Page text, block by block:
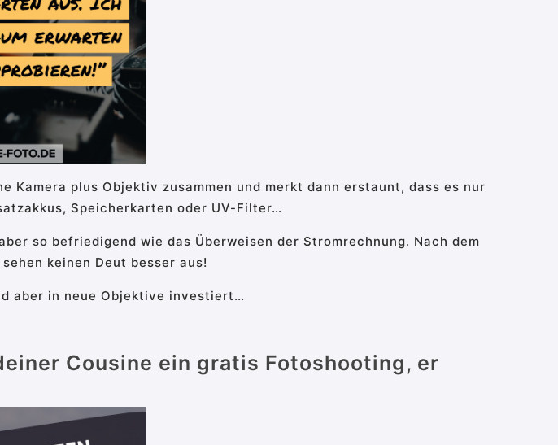
plus Objektiv zusammen und merkt dann erstaunt, dass es nur
Speicherkarten oder UV-Filter…
so befriedigend wie das Überweisen der Stromrechnung. Nach dem
keinen Deut besser aus!
aber in neue Objektive investiert…
Cousine ein gratis Fotoshooting, er